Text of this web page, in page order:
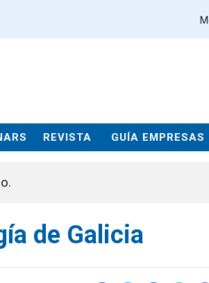
REVISTA GUÍA EMPRESAS
de Galicia